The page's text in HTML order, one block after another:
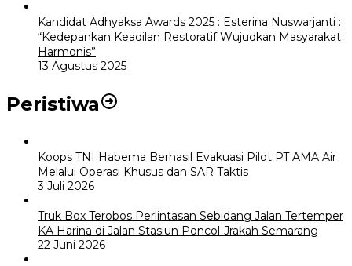
Kandidat Adhyaksa Awards 2025 : Esterina Nuswarjanti :
“Kedepankan Keadilan Restoratif Wujudkan Masyarakat
Harmonis”
13 Agustus 2025
Peristiwa
Koops TNI Habema Berhasil Evakuasi Pilot PT AMA Air
Melalui Operasi Khusus dan SAR Taktis
3 Juli 2026
Truk Box Terobos Perlintasan Sebidang Jalan Tertemper
KA Harina di Jalan Stasiun Poncol-Jrakah Semarang
22 Juni 2026